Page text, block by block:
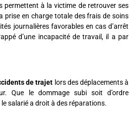
permettent à la victime de retrouver ses
prise en charge totale des frais de soins
journalières favorables en cas d’arrêt
d’une incapacité de travail, il a par
de trajet lors des déplacements à
Que le dommage subi soit d’ordre
salarié a droit à des réparations.